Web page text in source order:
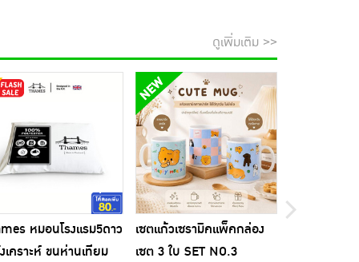
ดูเพิ่มเติม >>
หมอนโรงแรม5ดาว
เคราะห์ ขนห่านเทียม
เซตแก้วเซรามิคแพ็คกล่อง
เซต 3 ใบ SET NO.3